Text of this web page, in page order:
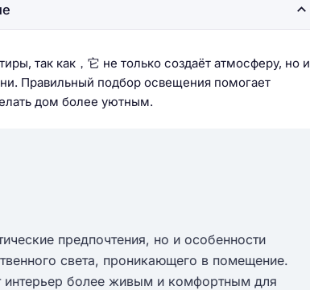
так как，它 не только создаёт атмосферу, но и
Правильный подбор освещения помогает
дом более уютным.
предпочтения, но и особенности
света, проникающего в помещение.
интерьер более живым и комфортным для